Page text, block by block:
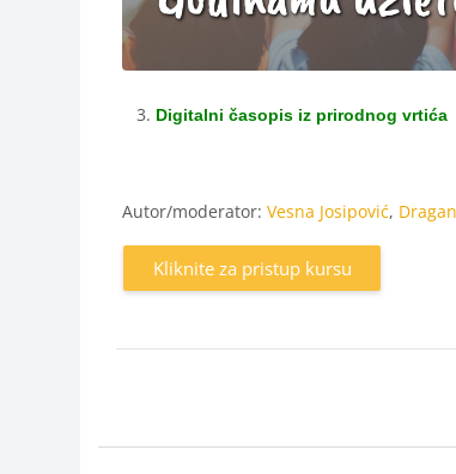
Digitalni časopis iz prirodnog vrtića
Autor/moderator:Vesna Josipović,
Kliknite za pristup kursu